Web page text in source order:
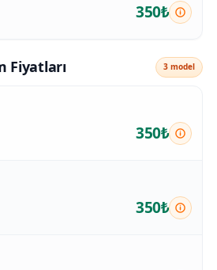
350₺
Fiyatları 3 model
350₺
350₺